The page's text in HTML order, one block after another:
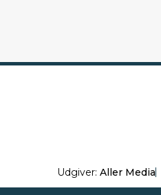
Udgiver: Aller Media